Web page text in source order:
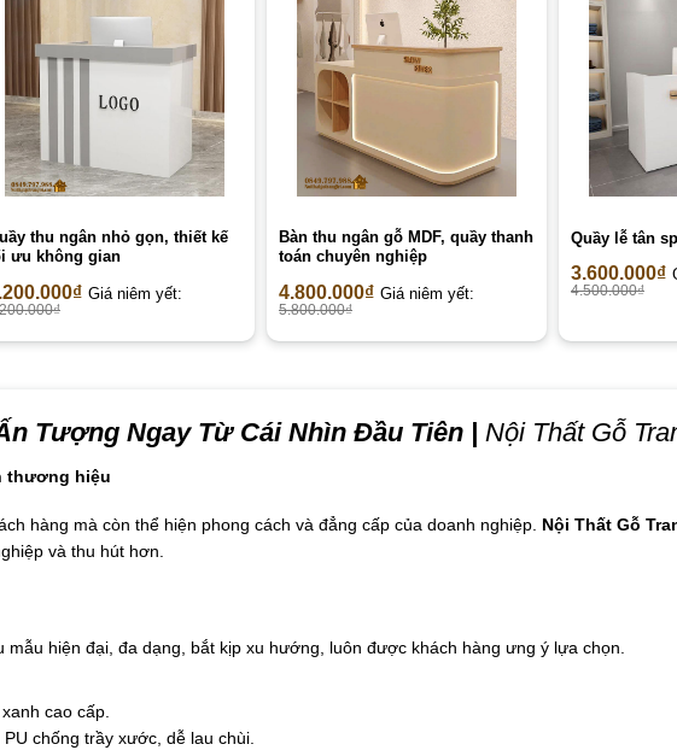
thu ngân nhỏ gọn, thiết kế
ưu không gian
₫ Giá niêm yết:
₫
Bàn thu ngân gỗ MDF, quầy thanh
toán chuyên nghiệp
4.800.000₫ Giá niêm yết:
5.800.000₫
Quầy lễ tân
3.600.000₫
4.500.000₫
Tượng Ngay Từ Cái Nhìn Đầu Tiên| Nội Thất Gỗ
thương hiệu
hàng mà còn thể hiện phong cách và đẳng cấp của doanh nghiệp. Nội Thất Gỗ
và thu hút hơn.
mẫu hiện đại, đa dạng, bắt kịp xu hướng, luôn được khách hàng ưng ý lựa chọn.
cao cấp.
chống trầy xước, dễ lau chùi.